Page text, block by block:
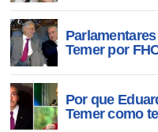
Temer por
Por que
Temer como